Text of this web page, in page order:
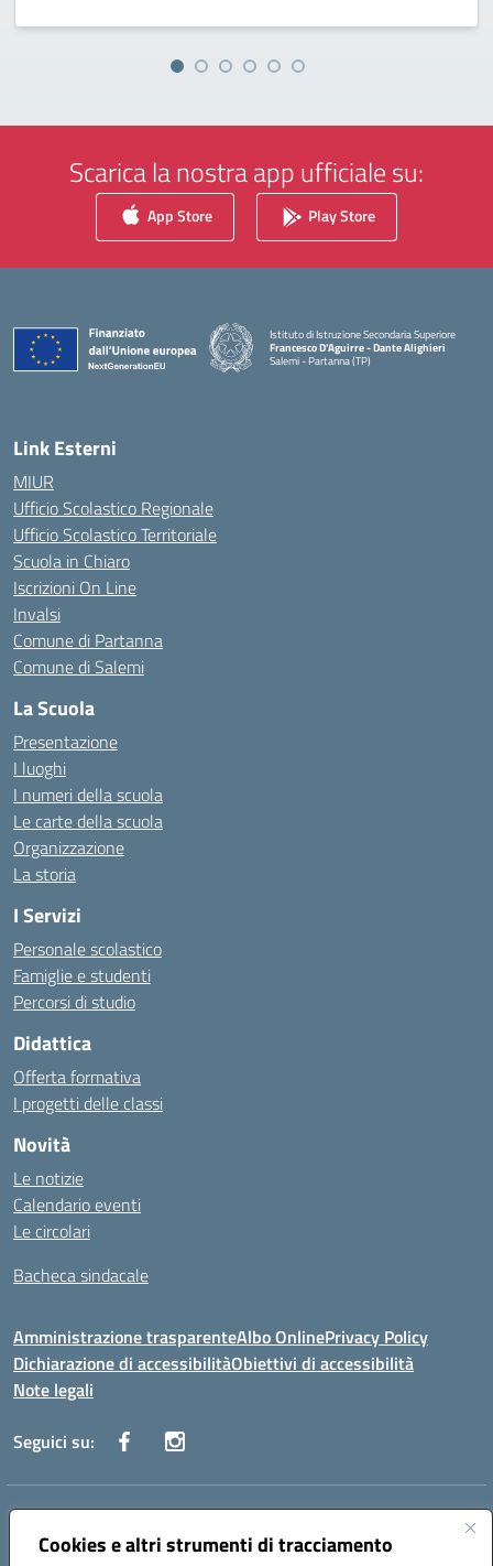
Cookies e altri strumenti di tracciamento
Scarica la nostra app ufficiale su:
App Store Play Store
Istituto di Istruzione Secondaria Superiore
Francesco D'Aguirre - Dante Alighieri
Salemi - Partanna (TP)
Link Esterni
MIUR
Ufficio Scolastico Regionale
Ufficio Scolastico Territoriale
Scuola in Chiaro
Iscrizioni On Line
Invalsi
Comune di Partanna
Comune di Salemi
La Scuola
Presentazione
I luoghi
I numeri della scuola
Le carte della scuola
Organizzazione
La storia
I Servizi
Personale scolastico
Famiglie e studenti
Percorsi di studio
Didattica
Offerta formativa
I progetti delle classi
Novità
Le notizie
Calendario eventi
Le circolari
Bacheca sindacale
Amministrazione trasparenteAlbo OnlinePrivacy Policy
Dichiarazione di accessibilitàObiettivi di accessibilità
Note legali
Seguici su:
Indirizzo:
Centralino:0924 534873 Salemi - 0924534879 Partanna